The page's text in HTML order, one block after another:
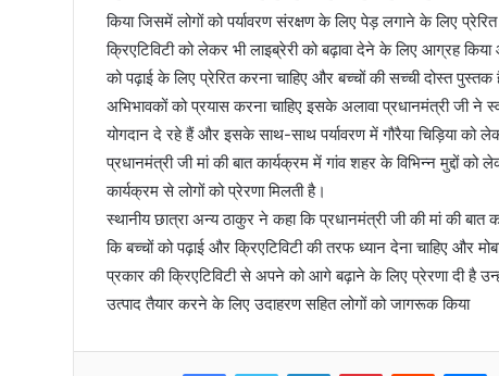
किया जिसमें लोगों को पर्यावरण संरक्षण के लिए पेड़ लगाने के लिए
क्रिएटिविटी को लेकर भी लाइब्रेरी को बढ़ावा देने के लिए आग्रह
को पढ़ाई के लिए प्रेरित करना चाहिए और बच्चों की सच्ची दोस्त
अभिभावकों को प्रयास करना चाहिए इसके अलावा प्रधानमंत्री जी
योगदान दे रहे हैं और इसके साथ-साथ पर्यावरण में गौरैया चिड़िया को
प्रधानमंत्री जी मां की बात कार्यक्रम में गांव शहर के विभिन्न मुद्दों
कार्यक्रम से लोगों को प्रेरणा मिलती है।
स्थानीय छात्रा अन्य ठाकुर ने कहा कि प्रधानमंत्री जी की मां की
कि बच्चों को पढ़ाई और क्रिएटिविटी की तरफ ध्यान देना चाहिए और
प्रकार की क्रिएटिविटी से अपने को आगे बढ़ाने के लिए प्रेरणा दी है
उत्पाद तैयार करने के लिए उदाहरण सहित लोगों को जागरूक किया